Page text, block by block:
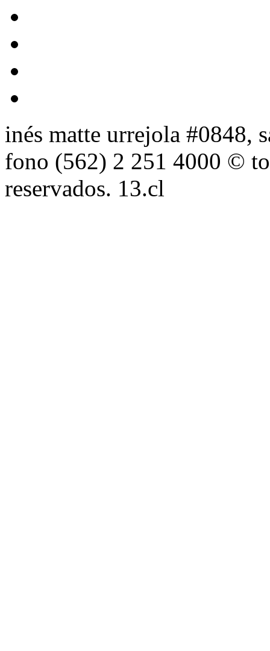
inés matte urrejola #0848,
fono (562) 2 251 4000 ©
reservados. 13.cl